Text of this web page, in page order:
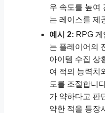
우 속도를 높여
는 레이스를 제
예시 2: RPG 게
는 플레이어의
아이템 수집 상
여 적의 능력치
도를 조절합니
가 약하다고 판
약한 적을 등장